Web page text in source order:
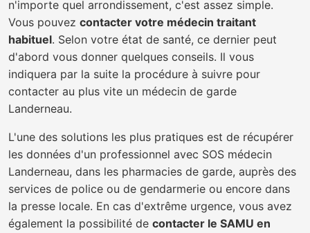
n'importe quel arrondissement, c'est assez simple.
Vous pouvez contacter votre médecin traitant
habituel. Selon votre état de santé, ce dernier peut
d'abord vous donner quelques conseils. Il vous
indiquera par la suite la procédure à suivre pour
contacter au plus vite un médecin de garde
Landerneau.
L'une des solutions les plus pratiques est de récupérer
les données d'un professionnel avec SOS médecin
Landerneau, dans les pharmacies de garde, auprès des
services de police ou de gendarmerie ou encore dans
la presse locale. En cas d'extrême urgence, vous avez
également la possibilité de contacter le SAMU en